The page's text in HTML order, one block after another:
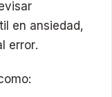
en ansiedad,
error.